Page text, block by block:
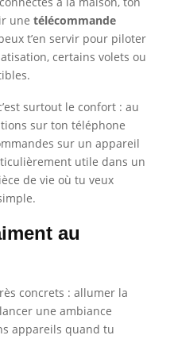
une télécommande
t’en servir pour piloter
certains volets ou
surtout le confort : au
sur ton téléphone
sur un appareil
utile dans un
de vie où tu veux
au
concrets : allumer la
une ambiance
appareils quand tu